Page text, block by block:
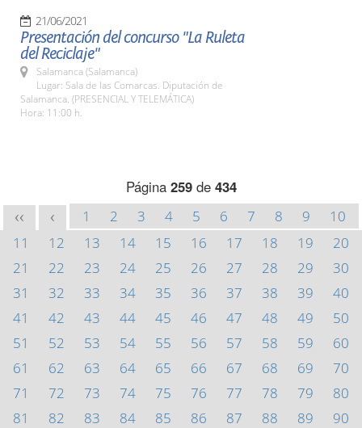
21/06/2021
Presentación del concurso "La Ruleta
del Reciclaje"
Salamanca (Salamanca)
Lugar: Sala de las Comarcas. Diputación de
Salamanca. (PRESENCIAL Y TELEMÁTICA)
Hora: 11:00 h.
Página 259de 434
<< < 1 2 3 4 5 6 7 8 9
10
11
12 13 14 15 16 17 18 19
20
21
22 23 24 25 26 27 28 29
30
31
32 33 34 35 36 37 38 39
40
41
42 43 44 45 46 47 48 49
50
51
52 53 54 55 56 57 58 59
60
61
62 63 64 65 66 67 68 69
70
71
72 73 74 75 76 77 78 79
80
81
82 83 84 85 86 87 88 89
90